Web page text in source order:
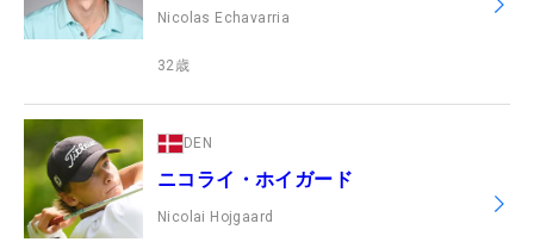
Nicolas Echavarria
32歳
DEN
ニコライ・ホイガード
Nicolai Hojgaard